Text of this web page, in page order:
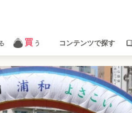
買 う コンテンツで探す